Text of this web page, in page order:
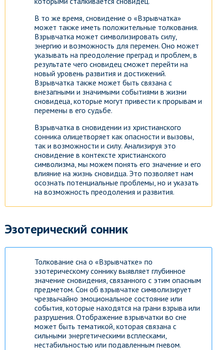
В то же время, сновидение о «Взрывчатка»
может также иметь положительные толкования.
Взрывчатка может символизировать силу,
энергию и возможность для перемен. Оно может
указывать на преодоление преград и проблем, в
результате чего сновидец сможет перейти на
новый уровень развития и достижений.
Взрывчатка также может быть связана с
внезапными и значимыми событиями в жизни
сновидеца, которые могут привести к прорывам и
перемены в его судьбе.
Взрывчатка в сновидении из христианского
сонника олицетворяет как опасности и вызовы,
так и возможности и силу. Анализируя это
сновидение в контексте христианского
символизма, мы можем понять его значение и его
влияние на жизнь сновидца. Это позволяет нам
осознать потенциальные проблемы, но и указать
на возможность преодоления и развития.
Эзотерический сонник
Толкование сна о «Взрывчатке» по
эзотерическому соннику выявляет глубинное
значение сновидения, связанного с этим опасным
предметом. Сон об взрывчатке символизирует
чрезвычайно эмоциональное состояние или
события, которые находятся на грани взрыва или
разрушения. Отображение взрывчатки во сне
может быть тематикой, которая связана с
сильными энергетическими всплесками,
нестабильностью или подавленным гневом.